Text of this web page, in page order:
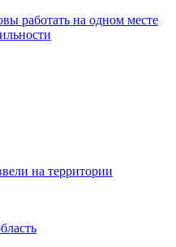
работать на одном месте
на территории